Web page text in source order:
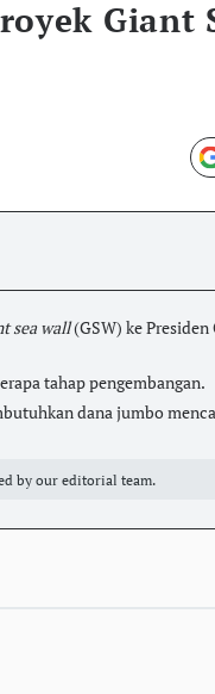
Giant
sea wall(GSW) ke Presiden
tahap pengembangan.
dana jumbo
by our editorial team.